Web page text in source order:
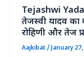
Tejashwi
तेजस्वी यादव
रोहिणी और तेज
Aajkibat/January